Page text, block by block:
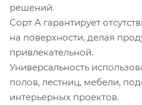
решений.
Сорт А гарантирует
на поверхности, делая
привлекательной.
Универсальность
полов, лестниц, мебели,
интерьерных проектов.